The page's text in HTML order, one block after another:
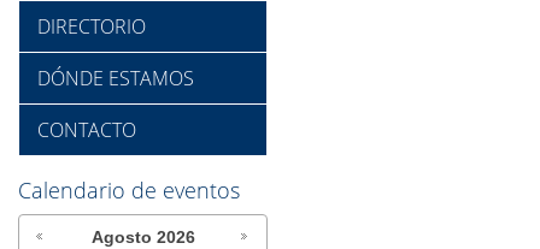
DIRECTORIO
DÓNDE ESTAMOS
CONTACTO
Calendario de eventos
Agosto 2026